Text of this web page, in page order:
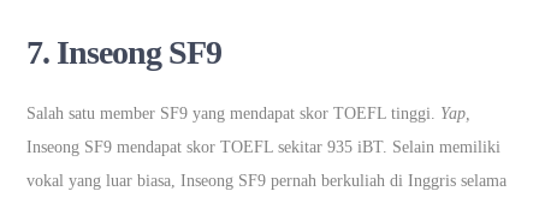
7. Inseong SF9
Salah satu member SF9 yang mendapat skor TOEFL tinggi. Yap,
Inseong SF9 mendapat skor TOEFL sekitar 935 iBT. Selain memiliki
vokal yang luar biasa, Inseong SF9 pernah berkuliah di Inggris selama